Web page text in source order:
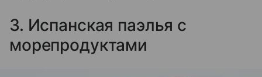
3. Испанская паэлья с
морепродуктами